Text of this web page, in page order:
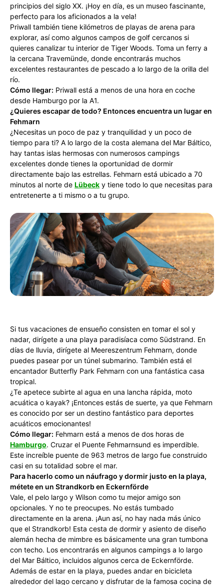
principios del siglo XX. ¡Hoy en día, es un museo fascinante,
perfecto para los aficionados a la vela!
Priwall también tiene kilómetros de playas de arena para
explorar, así como algunos campos de golf cercanos si
quieres canalizar tu interior de Tiger Woods. Toma un ferry a
la cercana Travemünde, donde encontrarás muchos
excelentes restaurantes de pescado a lo largo de la orilla del
río.
Cómo llegar: Priwall está a menos de una hora en coche
desde Hamburgo por la A1.
¿Quieres escapar de todo? Entonces encuentra un lugar en
Fehmarn
¿Necesitas un poco de paz y tranquilidad y un poco de
tiempo para ti? A lo largo de la costa alemana del Mar Báltico,
hay tantas islas hermosas con numerosos campings
excelentes donde tienes la oportunidad de dormir
directamente bajo las estrellas. Fehmarn está ubicado a 70
minutos al norte de Lübeck y tiene todo lo que necesitas para
entretenerte a ti mismo o a tu grupo.
Si tus vacaciones de ensueño consisten en tomar el sol y
nadar, dirígete a una playa paradisíaca como Südstrand. En
días de lluvia, dirígete al Meereszentrum Fehmarn, donde
puedes pasear por un túnel submarino. También está el
encantador Butterfly Park Fehmarn con una fantástica casa
tropical.
¿Te apetece subirte al agua en una lancha rápida, moto
acuática o kayak? ¡Entonces estás de suerte, ya que Fehmarn
es conocido por ser un destino fantástico para deportes
acuáticos emocionantes!
Cómo llegar: Fehmarn está a menos de dos horas de
Hamburgo. Cruzar el Puente Fehmarnsund es imperdible.
Este increíble puente de 963 metros de largo fue construido
casi en su totalidad sobre el mar.
Para hacerlo como un náufrago y dormir justo en la playa,
métete en un Strandkorb en Eckernförde
Vale, el pelo largo y Wilson como tu mejor amigo son
opcionales. Y no te preocupes. No estás tumbado
directamente en la arena. ¡Aun así, no hay nada más único
que el Strandkorb! Esta cesta de dormir y asiento de diseño
alemán hecha de mimbre es básicamente una gran tumbona
con techo. Los encontrarás en algunos campings a lo largo
del Mar Báltico, incluidos algunos cerca de Eckernförde.
Además de estar en la playa, puedes andar en bicicleta
alrededor del lago cercano y disfrutar de la famosa cocina de